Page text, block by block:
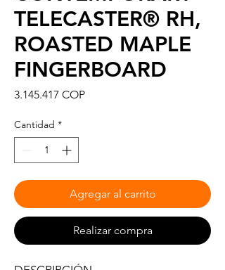
TELECASTER® RH,
ROASTED MAPLE
FINGERBOARD
3.145.417 COPPrecio
Cantidad *
Agregar al carrito
Realizar compra